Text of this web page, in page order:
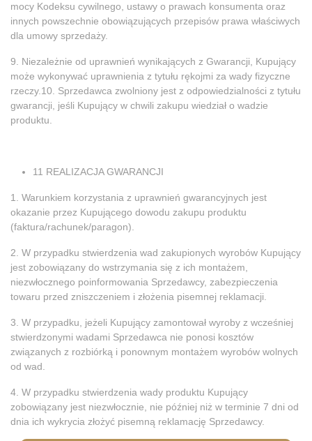
mocy Kodeksu cywilnego, ustawy o prawach konsumenta oraz
innych powszechnie obowiązujących przepisów prawa właściwych
dla umowy sprzedaży.
9. Niezależnie od uprawnień wynikających z Gwarancji, Kupujący
może wykonywać uprawnienia z tytułu rękojmi za wady fizyczne
rzeczy.10. Sprzedawca zwolniony jest z odpowiedzialności z tytułu
gwarancji, jeśli Kupujący w chwili zakupu wiedział o wadzie
produktu.
11 REALIZACJA GWARANCJI
1. Warunkiem korzystania z uprawnień gwarancyjnych jest
okazanie przez Kupującego dowodu zakupu produktu
(faktura/rachunek/paragon).
2. W przypadku stwierdzenia wad zakupionych wyrobów Kupujący
jest zobowiązany do wstrzymania się z ich montażem,
niezwłocznego poinformowania Sprzedawcy, zabezpieczenia
towaru przed zniszczeniem i złożenia pisemnej reklamacji.
3. W przypadku, jeżeli Kupujący zamontował wyroby z wcześniej
stwierdzonymi wadami Sprzedawca nie ponosi kosztów
związanych z rozbiórką i ponownym montażem wyrobów wolnych
od wad.
4. W przypadku stwierdzenia wady produktu Kupujący
zobowiązany jest niezwłocznie, nie później niż w terminie 7 dni od
dnia ich wykrycia złożyć pisemną reklamację Sprzedawcy.